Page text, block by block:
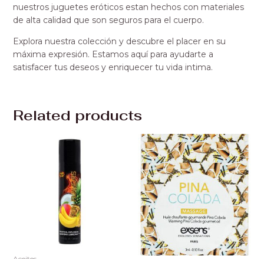
nuestros juguetes eróticos estan hechos con materiales
de alta calidad que son seguros para el cuerpo.
Explora nuestra colección y descubre el placer en su
máxima expresión. Estamos aquí para ayudarte a
satisfacer tus deseos y enriquecer tu vida intima.
Related products